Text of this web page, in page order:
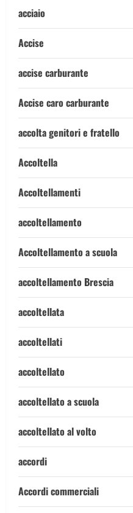
acciaio
Accise
accise carburante
Accise caro carburante
accolta genitori e fratello
Accoltella
Accoltellamenti
accoltellamento
Accoltellamento a scuola
accoltellamento Brescia
accoltellata
accoltellati
accoltellato
accoltellato a scuola
accoltellato al volto
accordi
Accordi commerciali